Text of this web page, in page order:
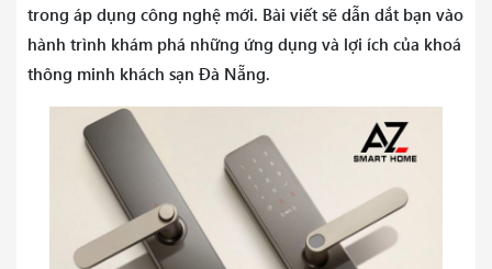
trong áp dụng công nghệ mới. Bài viết sẽ dẫn dắt bạn vào
hành trình khám phá những ứng dụng và lợi ích của khoá
thông minh khách sạn Đà Nẵng.